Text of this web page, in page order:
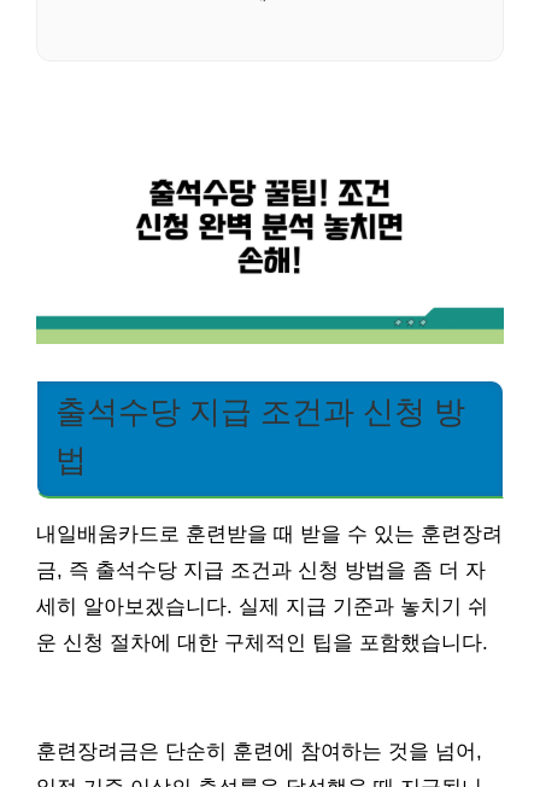
출석수당 지급 조건과 신청 방
법
내일배움카드로 훈련받을 때 받을 수 있는 훈련장려
금, 즉 출석수당 지급 조건과 신청 방법을 좀 더 자
세히 알아보겠습니다. 실제 지급 기준과 놓치기 쉬
운 신청 절차에 대한 구체적인 팁을 포함했습니다.
훈련장려금은 단순히 훈련에 참여하는 것을 넘어,